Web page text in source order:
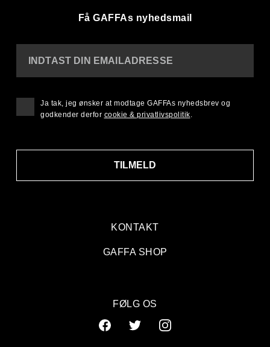
Få GAFFAs nyhedsmail
KONTAKT
GAFFA SHOP
INDTAST DIN EMAILADRESSE
TILMELD
Ja tak, jeg ønsker at modtage GAFFAs nyhedsbrev og
godkender derfor cookie & privatlivspolitik.
FØLG OS